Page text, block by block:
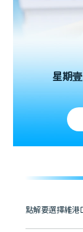
星期
點解要選擇維港
維港口腔踐行「